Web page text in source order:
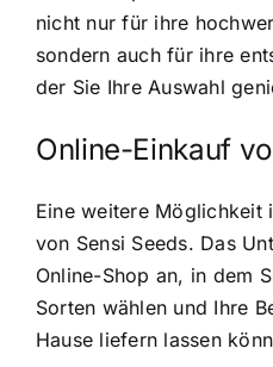
nicht nur für ihre
sondern auch für ihre
der Sie Ihre Auswahl
Online-Einkauf
Eine weitere Möglichkeit
von Sensi Seeds. Das
Online-Shop an, in dem
Sorten wählen und Ihre
Hause liefern lassen